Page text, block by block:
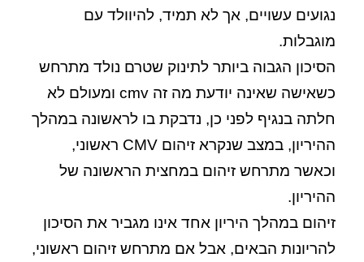
נגועים עשויים, אך לא תמיד, להיוולד עם
מוגבלות.
הסיכון הגבוה ביותר לתינוק שטרם נולד מתרחש
כשאישה שאינה יודעת מה זה cmv ומעולם לא
חלתה בנגיף לפני כן, נדבקת בו לראשונה במהלך
ההיריון, במצב שנקרא זיהום CMV ראשוני,
וכאשר מתרחש זיהום במחצית הראשונה של
ההיריון.
זיהום במהלך היריון אחד אינו מגביר את הסיכון
להריונות הבאים, אבל אם מתרחש זיהום ראשוני,